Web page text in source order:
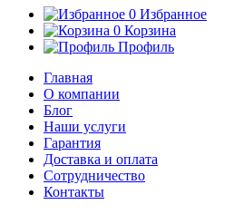
0 Избранное
0 Корзина
Профиль
Главная
О компании
Блог
Наши услуги
Гарантия
Доставка и оплата
Сотрудничество
Контакты